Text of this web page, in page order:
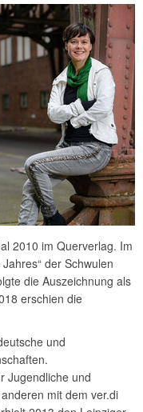
2010 im Querverlag. Im
der Schwulen
die Auszeichnung als
erschien die
und
Jugendliche und
mit dem ver.di